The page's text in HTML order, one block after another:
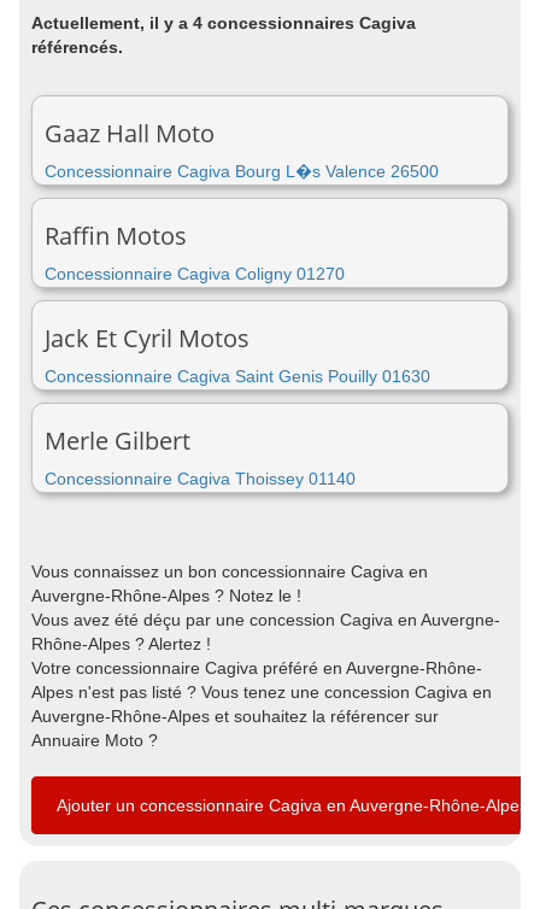
Actuellement, il y a 4 concessionnaires Cagiva
référencés.
Gaaz Hall Moto
Concessionnaire Cagiva Bourg L�s Valence 26500
Raffin Motos
Concessionnaire Cagiva Coligny 01270
Jack Et Cyril Motos
Concessionnaire Cagiva Saint Genis Pouilly 01630
Merle Gilbert
Concessionnaire Cagiva Thoissey 01140
Vous connaissez un bon concessionnaire Cagiva en
Auvergne-Rhône-Alpes ? Notez le !
Vous avez été déçu par une concession Cagiva en Auvergne-
Rhône-Alpes ? Alertez !
Votre concessionnaire Cagiva préféré en Auvergne-Rhône-
Alpes n'est pas listé ? Vous tenez une concession Cagiva en
Auvergne-Rhône-Alpes et souhaitez la référencer sur
Annuaire Moto ?
Ajouter un concessionnaire Cagiva en Auvergne-Rhône-Alpes